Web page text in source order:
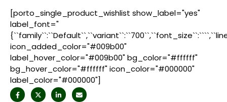
[porto_single_product_wishlist show_label="yes"
label_font="
icon_added_color="#009b00"
label_hover_color="#009b00" bg_color="#ffffff"
bg_hover_color="#ffffff" icon_color="#000000"
label_color="#000000"]